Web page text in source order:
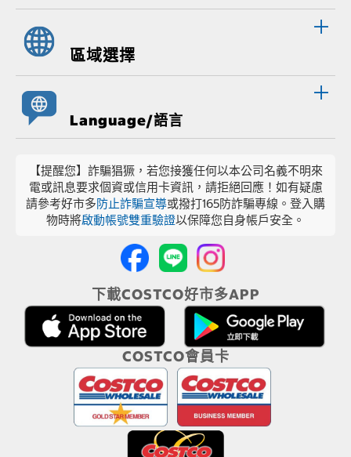
區域選擇
Language/語言
【提醒您】詐騙猖獗，若您接獲任何以本公司名義不明來
電或訊息要求個資或信用卡資訊，請拒絕回應！如有疑慮
請參考好市多防止詐騙宣導或撥打165防詐騙專線。登入購
物時將啟動帳號雙重驗證以保障您自身帳戶安全。
下載COSTCO好市多APP
COSTCO會員卡